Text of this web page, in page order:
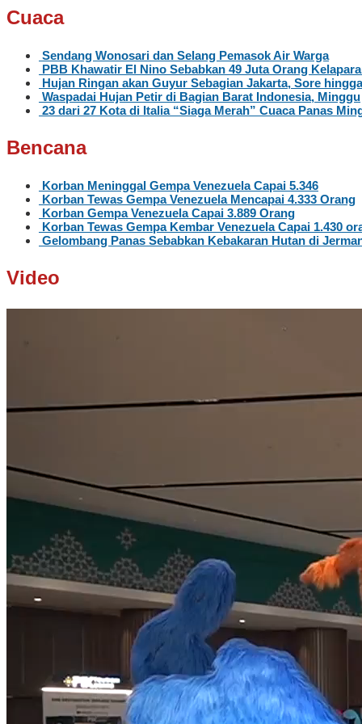
Cuaca
Sendang Wonosari dan Selang Pemasok Air Warga
PBB Khawatir El Nino Sebabkan 49 Juta Orang
Hujan Ringan akan Guyur Sebagian Jakarta, Sore
Waspadai Hujan Petir di Bagian Barat Indonesia, Minggu
23 dari 27 Kota di Italia “Siaga Merah” Cuaca Panas
Bencana
Korban Meninggal Gempa Venezuela Capai 5.346
Korban Tewas Gempa Venezuela Mencapai 4.333 Orang
Korban Gempa Venezuela Capai 3.889 Orang
Korban Tewas Gempa Kembar Venezuela Capai 1.430
Gelombang Panas Sebabkan Kebakaran Hutan di
Video